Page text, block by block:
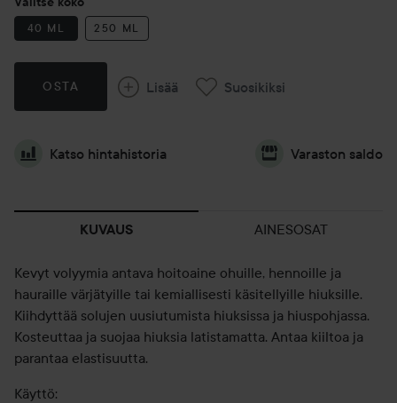
40 ML 250 ML
OSTA Lisää Suosikiksi
Katso hintahistoria Varaston saldo
KUVAUS AINESOSAT
Kevyt volyymia antava hoitoaine ohuille, hennoille ja
hauraille värjätyille tai kemiallisesti käsitellyille hiuksille.
Kiihdyttää solujen uusiutumista hiuksissa ja hiuspohjassa.
Kosteuttaa ja suojaa hiuksia latistamatta. Antaa kiiltoa ja
parantaa elastisuutta.
Käyttö: